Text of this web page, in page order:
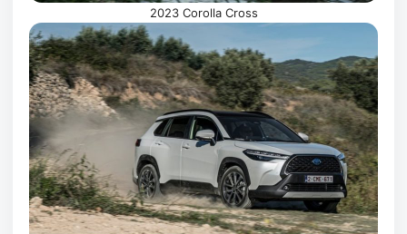
2023 Corolla Cross